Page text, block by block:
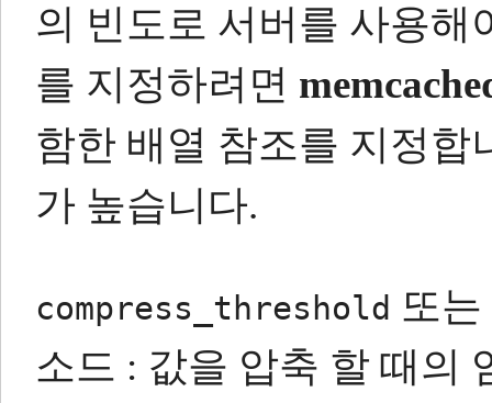
의 빈도로 서버를 사용해
를 지정하려면
함한 배열 참조를 지정합
가 높습니다.
compress_threshold 또는
소드 : 값을 압축 할 때의